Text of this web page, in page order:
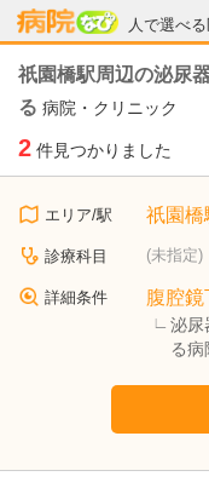
人で選べ
病院なび
祇園橋駅周辺の泌尿
る 病院・クリニック
2 件見つかりました
エリア/駅 祇園橋
診療科目 (未指定)
詳細条件 腹腔
泌尿
る病